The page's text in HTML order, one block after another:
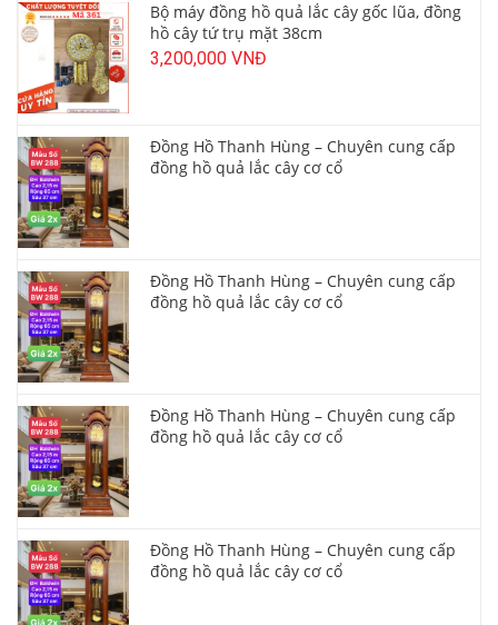
Bộ máy đồng hồ quả lắc cây gốc lũa, đồng
hồ cây tứ trụ mặt 38cm
3,200,000 VNĐ
Đồng Hồ Thanh Hùng – Chuyên cung cấp
đồng hồ quả lắc cây cơ cổ
Đồng Hồ Thanh Hùng – Chuyên cung cấp
đồng hồ quả lắc cây cơ cổ
Đồng Hồ Thanh Hùng – Chuyên cung cấp
đồng hồ quả lắc cây cơ cổ
Đồng Hồ Thanh Hùng – Chuyên cung cấp
đồng hồ quả lắc cây cơ cổ